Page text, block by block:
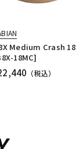
Medium Crash 18
18MC]
（税込）